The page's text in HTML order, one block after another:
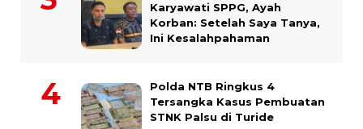
Karyawati SPPG, Ayah
Korban: Setelah Saya Tanya,
Ini Kesalahpahaman
Polda NTB Ringkus 4
Tersangka Kasus Pembuatan
STNK Palsu di Turide